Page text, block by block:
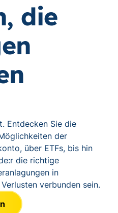
die
Entdecken Sie die
der
über ETFs, bis hin
die richtige
in
verbunden sein.